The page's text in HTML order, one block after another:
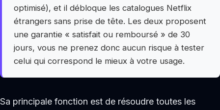
optimisé), et il débloque les catalogues Netflix
étrangers sans prise de tête. Les deux proposent
une garantie « satisfait ou remboursé » de 30
jours, vous ne prenez donc aucun risque à tester
celui qui correspond le mieux à votre usage.
Sa principale fonction est de résoudre toutes les